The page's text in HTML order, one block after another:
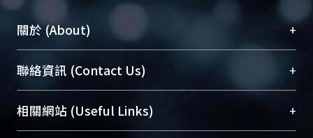
關於 (About) +
臺大位居世界頂尖大學之列，為永久珍藏及向國際
展現本校豐碩的研究成果及學術能量，圖書館整合
機構典藏（NTUR）與學術庫（AH）不同功能平
台，成為臺大學術典藏NTU scholars。期能整合研
聯絡資訊 (Contact Us) +
總館學科館員(Main Library)
醫學圖書館學科館員(Medical Library)
相關網站 (Useful Links) +